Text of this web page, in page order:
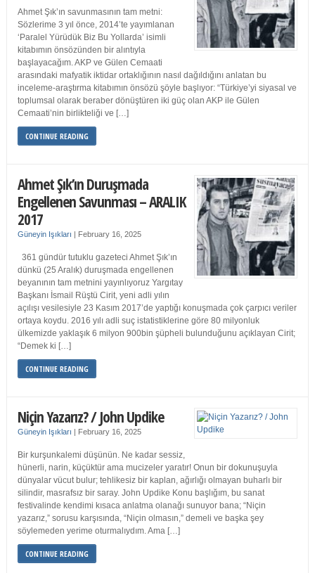
Ahmet Şık’ın savunmasının tam metni:
Sözlerime 3 yıl önce, 2014’te yayımlanan
‘Paralel Yürüdük Biz Bu Yollarda’ isimli
kitabımın önsözünden bir alıntıyla
başlayacağım. AKP ve Gülen Cemaati
arasındaki mafyatik iktidar ortaklığının nasıl dağıldığını anlatan bu
inceleme-araştırma kitabımın önsözü şöyle başlıyor: “Türkiye’yi siyasal ve
toplumsal olarak beraber dönüştüren iki güç olan AKP ile Gülen
Cemaati’nin birlikteliği ve […]
CONTINUE READING
Ahmet Şık’ın Duruşmada
Engellenen Savunması – ARALIK
2017
Güneyin Işıkları | February 16, 2025
361 gündür tutuklu gazeteci Ahmet Şık’ın
dünkü (25 Aralık) duruşmada engellenen
beyanının tam metnini yayınlıyoruz Yargıtay
Başkanı İsmail Rüştü Cirit, yeni adli yılın
açılışı vesilesiyle 23 Kasım 2017’de yaptığı konuşmada çok çarpıcı veriler
ortaya koydu. 2016 yılı adli suç istatistiklerine göre 80 milyonluk
ülkemizde yaklaşık 6 milyon 900bin şüpheli bulunduğunu açıklayan Cirit;
“Demek ki […]
CONTINUE READING
Niçin Yazarız? / John Updike
Güneyin Işıkları | February 16, 2025
Bir kurşunkalemi düşünün. Ne kadar sessiz,
hünerli, narin, küçüktür ama mucizeler yaratır! Onun bir dokunuşuyla
dünyalar vücut bulur; tehlikesiz bir kaplan, ağırlığı olmayan buharlı bir
silindir, masrafsız bir saray. John Updike Konu başlığım, bu sanat
festivalinde kendimi kısaca anlatma olanağı sunuyor bana; “Niçin
yazarız,” sorusu karşısında, “Niçin olmasın,” demeli ve başka şey
söylemeden yerime oturmalıydım. Ama […]
CONTINUE READING